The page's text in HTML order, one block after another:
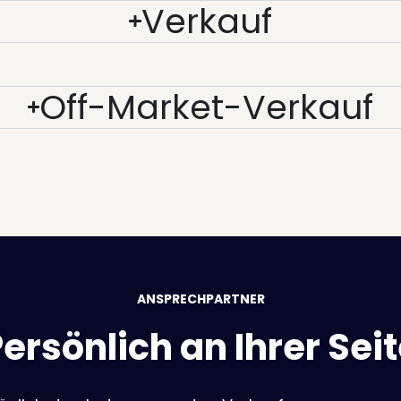
Verkauf
Off-Market-Verkauf
ANSPRECHPARTNER
an Ihrer